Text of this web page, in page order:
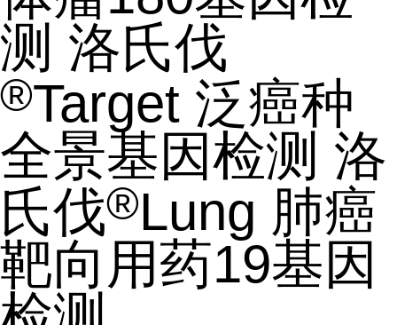
测 洛氏伐
®Target 泛癌种
全景基因检测 洛
氏伐®Lung 肺癌
靶向用药19基因